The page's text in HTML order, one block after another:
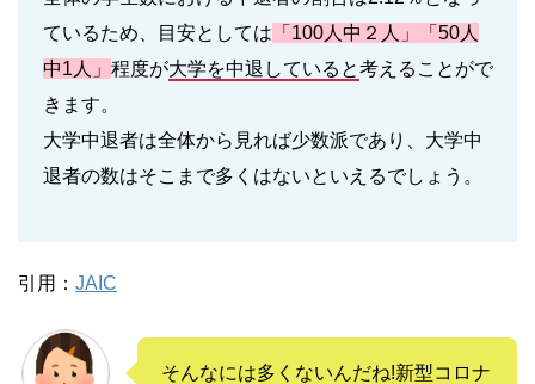
ているため、目安としては 「100人中２人」
「50人
中1人」 程度が大学を中退していると考えることがで
きます。
大学中退者は全体から見れば少数派であり、大学中
退者の数はそこまで多くはないといえるでしょう。
引用： JAIC
そんなには多くないんだね!新型コロナ